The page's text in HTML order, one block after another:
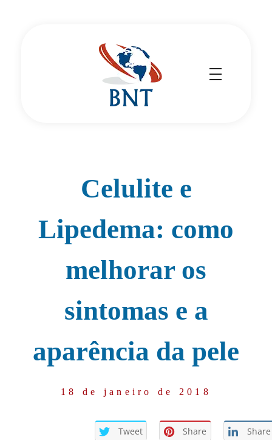
Celulite e
Lipedema: como
melhorar os
sintomas e a
aparência da pele
18 de janeiro de 2018
Tweet Share Share